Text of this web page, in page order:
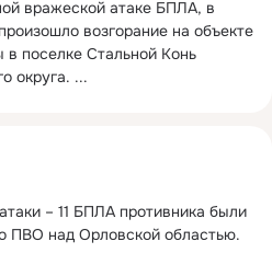
вражеской атаке БПЛА, в
возгорание на объекте
в поселке Стальной Конь
округа. ...
– 11 БПЛА противника были
ПВО над Орловской областью.